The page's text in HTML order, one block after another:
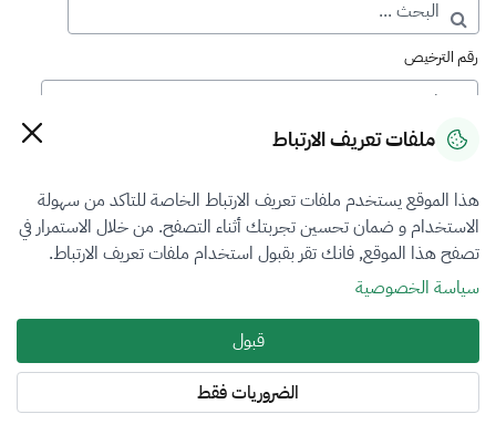
رقم الترخيص
رقم العضوية
فرع التقييم
الكل
نوع العضوية
الكل
المنطقة
ملفات تعريف الارتباط
هذا الموقع يستخدم ملفات تعريف الارتباط الخاصة للتاكد من سهولة
الاستخدام و ضمان تحسين تجربتك أثناء التصفح. من خلال الاستمرار في
تصفح هذا الموقع, فانك تقر بقبول استخدام ملفات تعريف الارتباط.
سياسة الخصوصية
قبول
الضروريات فقط